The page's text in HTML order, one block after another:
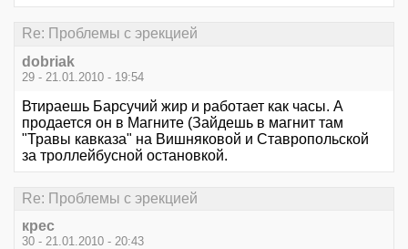
Re: Проблемы с эрекцией
dobriak
29 - 21.01.2010 - 19:54
Втираешь Барсучий жир и работает как часы. А
продается он в Магните (Зайдешь в магнит там
"Травы кавказа" на Вишняковой и Ставропольской
за троллейбусной остановкой.
Re: Проблемы с эрекцией
крес
30 - 21.01.2010 - 20:43